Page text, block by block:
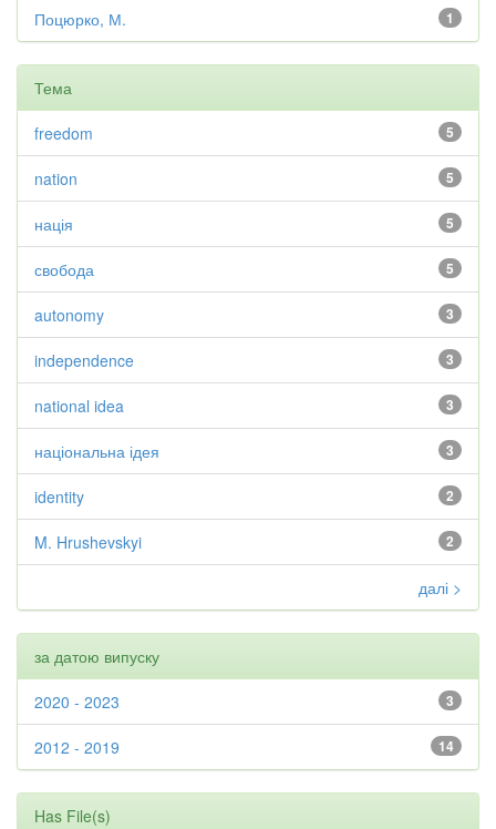
1
Поцюрко, М.
Тема
5
freedom
5
nation
5
нація
5
свобода
3
autonomy
3
independence
3
national idea
3
національна ідея
2
identity
2
M. Hrushevskyi
далі >
за датою випуску
3
2020 - 2023
14
2012 - 2019
Has File(s)